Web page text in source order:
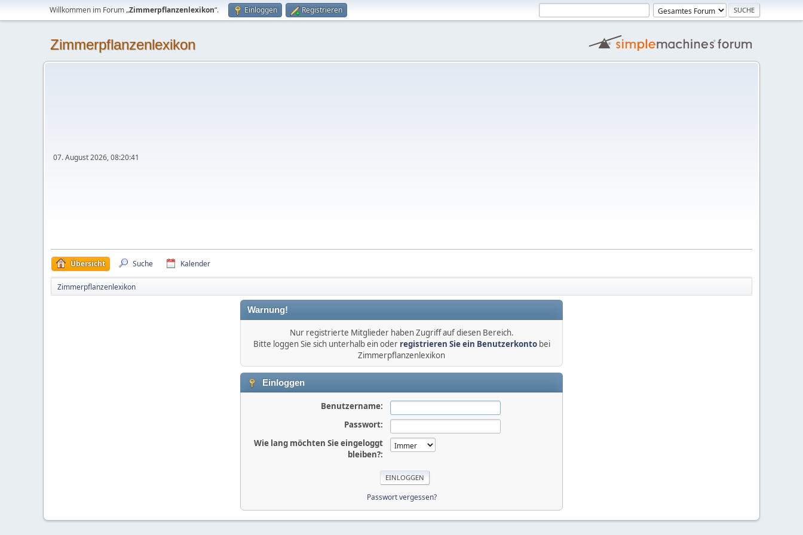
Willkommen im Forum „Zimmerpflanzenlexikon“. Einloggen Registrieren
Zimmerpflanzenlexikon
07. August 2026, 08:20:41
Übersicht Suche Kalender
Zimmerpflanzenlexikon
Warnung!
Nur registrierte Mitglieder haben Zugriff auf diesen Bereich.
Bitte loggen Sie sich unterhalb ein oder registrieren Sie ein Benutzerkontobei
Zimmerpflanzenlexikon
Einloggen
Benutzername:
Passwort:
Wie lang möchten Sie eingeloggt
bleiben?:
Passwort vergessen?